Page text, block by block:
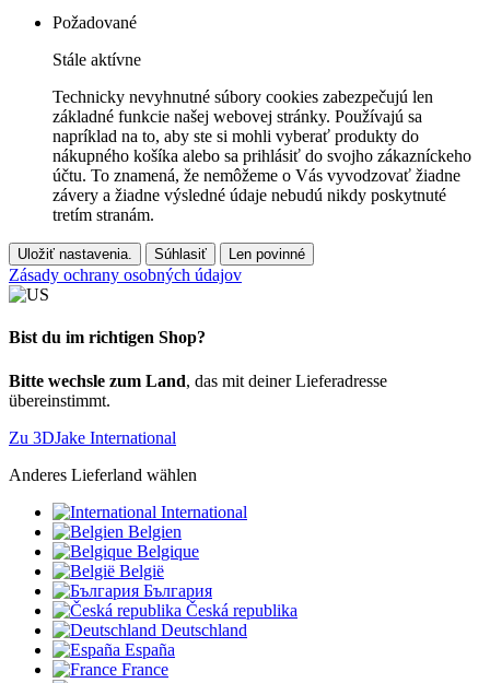
Požadované
Stále aktívne
Technicky nevyhnutné súbory cookies zabezpečujú len
základné funkcie našej webovej stránky. Používajú sa
napríklad na to, aby ste si mohli vyberať produkty do
nákupného košíka alebo sa prihlásiť do svojho zákazníckeho
účtu. To znamená, že nemôžeme o Vás vyvodzovať žiadne
závery a žiadne výsledné údaje nebudú nikdy poskytnuté
tretím stranám.
Uložiť nastavenia. Súhlasiť Len povinné
Zásady ochrany osobných údajov
Bist du im richtigen Shop?
Bitte wechsle zum Land, das mit deiner Lieferadresse
übereinstimmt.
Zu 3DJake International
Anderes Lieferland wählen
International
Belgien
Belgique
België
България
Česká republika
Deutschland
España
France